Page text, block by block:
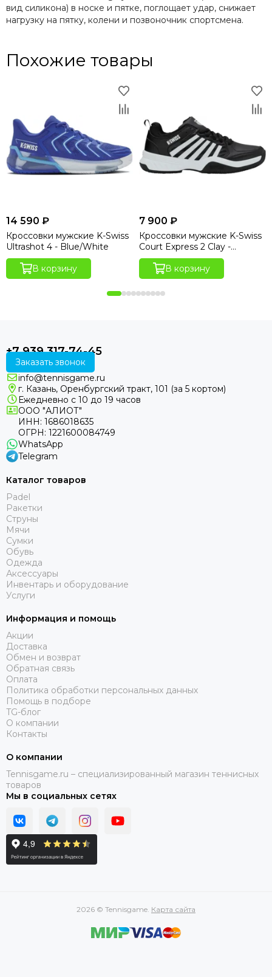
вид силикона) в носке и пятке, поглощает удар, снижает
нагрузку на пятку, колени и позвоночник спортсмена.
Похожие товары
14 590 ₽
Кроссовки мужские K-Swiss
Ultrashot 4 - Blue/White
В корзину
7 900 ₽
Кроссовки мужские K-Swiss
Court Express 2 Clay -
Black/White
В корзину
+7 939 317-74-45
Заказать звонок
info@tennisgame.ru
г. Казань, Оренбургский тракт, 101 (за 5 кортом)
Ежедневно с 10 до 19 часов
ООО "АЛИОТ"
ИНН: 1686018635
ОГРН: 1221600084749
WhatsApp
Telegram
Каталог товаров
Padel
Ракетки
Струны
Мячи
Сумки
Обувь
Одежда
Аксессуары
Инвентарь и оборудование
Услуги
Информация и помощь
Акции
Доставка
Обмен и возврат
Обратная связь
Оплата
Политика обработки персональных данных
Помощь в подборе
TG-блог
О компании
Контакты
О компании
Tennisgame.ru – специализированный магазин теннисных
товаров
Мы в социальных сетях
2026 © Tennisgame. Карта сайта